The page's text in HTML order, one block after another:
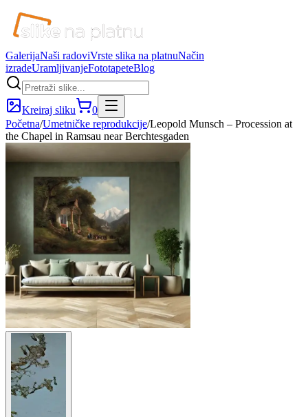
GalerijaNaši radoviVrste slika na platnuNačin
izradeUramljivanjeFototapeteBlog
Kreiraj sliku
0
Početna/Umetničke reprodukcije/Leopold Munsch – Procession at
the Chapel in Ramsau near Berchtesgaden